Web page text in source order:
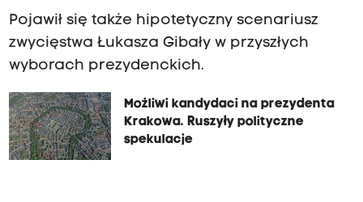
Pojawił się także hipotetyczny scenariusz
zwycięstwa Łukasza Gibały w przyszłych
wyborach prezydenckich.
Możliwi kandydaci na prezydenta
Krakowa. Ruszyły polityczne
spekulacje